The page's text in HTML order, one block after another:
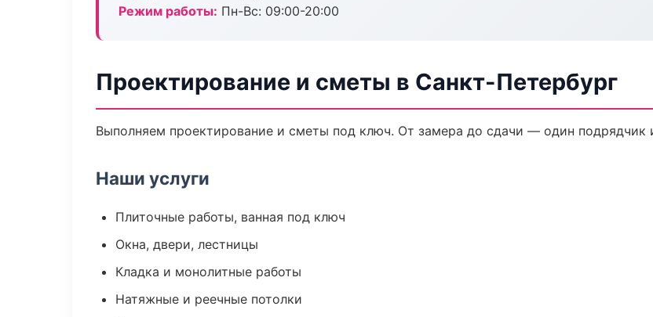
Режим работы: Пн-Вс: 09:00-20:00
Проектирование и сметы в Санкт-Петербург
Выполняем проектирование и сметы под ключ. От замера до сдачи — один подрядчик
Наши услуги
Плиточные работы, ванная под ключ
Окна, двери, лестницы
Кладка и монолитные работы
Натяжные и реечные потолки